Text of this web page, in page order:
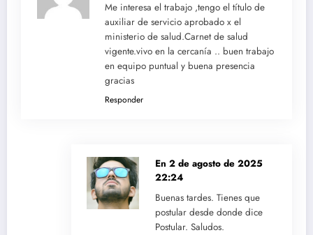
Me interesa el trabajo ,tengo el título de
auxiliar de servicio aprobado x el
ministerio de salud.Carnet de salud
vigente.vivo en la cercanía .. buen trabajo
en equipo puntual y buena presencia
gracias
Responder
En 2 de agosto de 2025
22:24
Buenas tardes. Tienes que
postular desde donde dice
Postular. Saludos.